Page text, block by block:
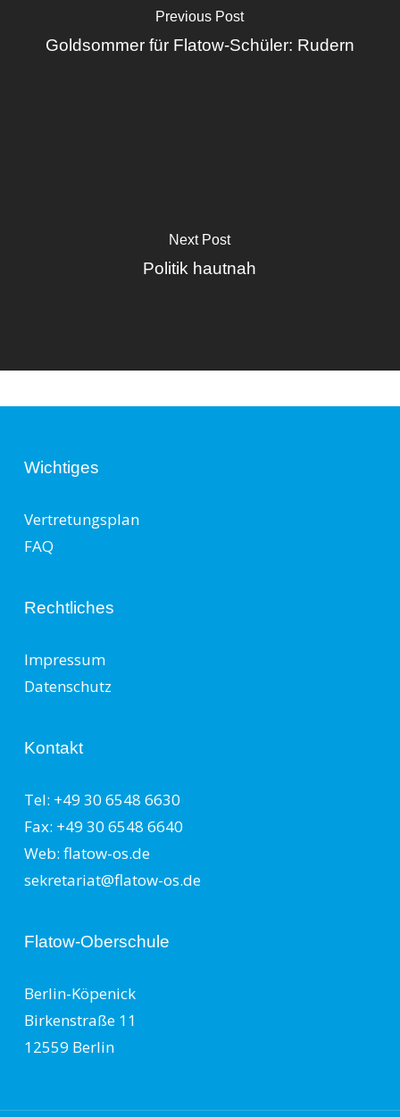
Previous Post
Goldsommer für Flatow-Schüler: Rudern
Next Post
Politik hautnah
Wichtiges
Vertretungsplan
FAQ
Rechtliches
Impressum
Datenschutz
Kontakt
Tel: +49 30 6548 6630
Fax: +49 30 6548 6640
Web: flatow-os.de
sekretariat@flatow-os.de
Flatow-Oberschule
Berlin-Köpenick
Birkenstraße 11
12559 Berlin